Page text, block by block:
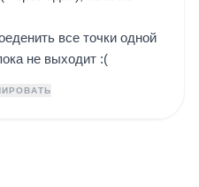
все точки одной
не выходит :(